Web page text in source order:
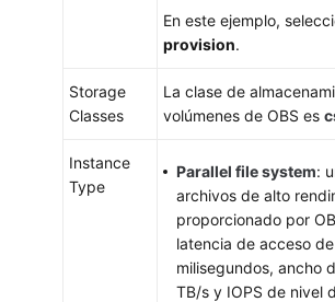
un
Configuración
En este ejemplo,
provision.
Storage
Classes
La clase de
volúmenes de OBS es
Instance
Type
Parallel file system:
archivos de alto
proporcionado por
latencia de acceso
milisegundos, ancho
TB/s y IOPS de nivel